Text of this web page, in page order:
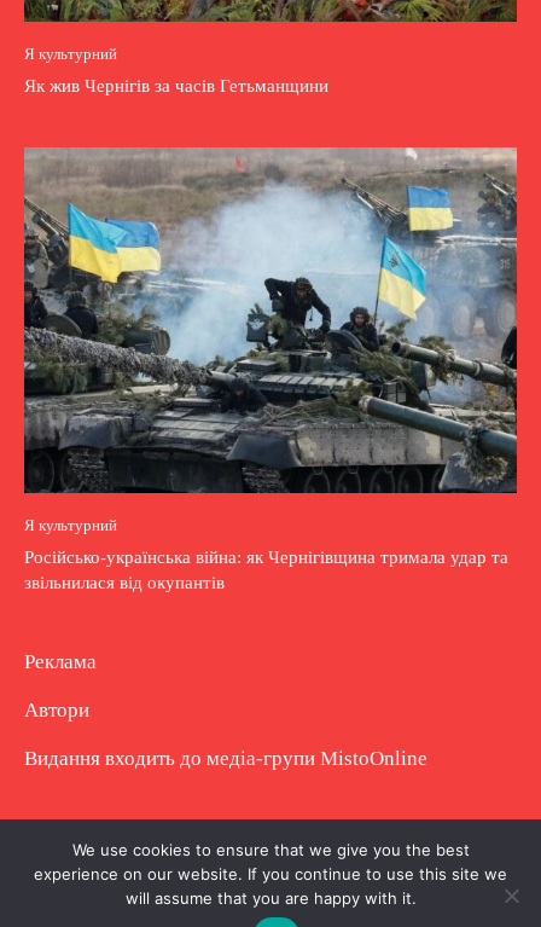
Я культурний
Як жив Чернігів за часів Гетьманщини
Я культурний
Російсько-українська війна: як Чернігівщина тримала удар та
звільнилася від окупантів
Реклама
Автори
Видання входить до медіа-групи MistoOnline
Copyright © Повне використання матеріалу
заборонено. Частково можна з гіперпосиланням.
We use cookies to ensure that we give you the best
experience on our website. If you continue to use this site we
will assume that you are happy with it.